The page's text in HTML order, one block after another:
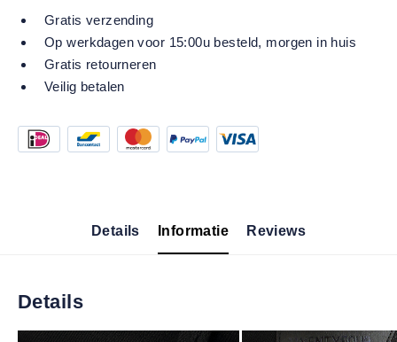
Gratis verzending
Op werkdagen voor 15:00u besteld, morgen in huis
Gratis retourneren
Veilig betalen
Details Informatie Reviews
Details